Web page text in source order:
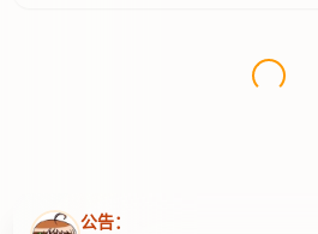
公告：